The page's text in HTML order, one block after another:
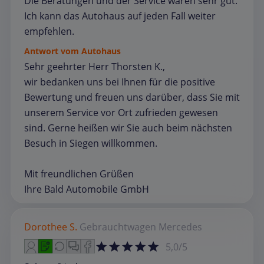
Ich kann das Autohaus auf jeden Fall weiter
empfehlen.
Antwort vom Autohaus
Sehr geehrter Herr Thorsten K.,
wir bedanken uns bei Ihnen für die positive
Bewertung und freuen uns darüber, dass Sie mit
unserem Service vor Ort zufrieden gewesen
sind. Gerne heißen wir Sie auch beim nächsten
Besuch in Siegen willkommen.
Mit freundlichen Grüßen
Ihre Bald Automobile GmbH
Dorothee S. Gebrauchtwagen Mercedes
5,0/5